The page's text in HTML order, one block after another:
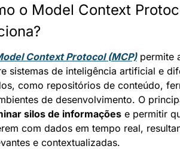
o Model Context
Context Protocol (MCP) permite
sistemas de inteligência artificial e
como repositórios de conteúdo,
silos de informações e permitir
com dados em tempo real,
e contextualizadas.